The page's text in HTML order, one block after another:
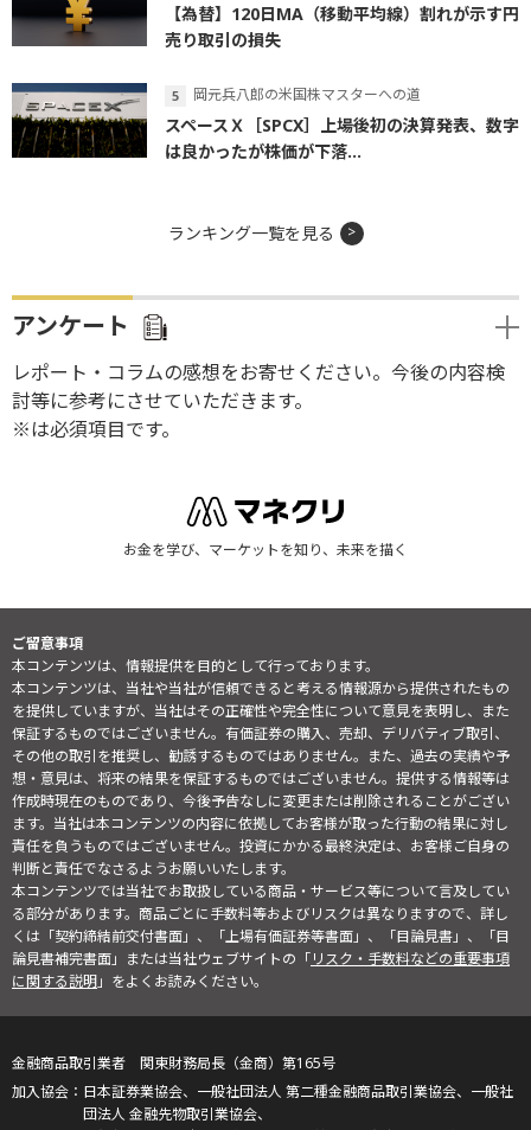
【為替】120日MA（移動平均線）割れが示す円
売り取引の損失
岡元兵八郎の米国株マスターへの道
スペースＸ［SPCX］上場後初の決算発表、数字
は良かったが株価が下落...
ランキング一覧を見る
アンケート
レポート・コラムの感想をお寄せください。今後の内容検
討等に参考にさせていただきます。
※は必須項目です。
お金を学び、マーケットを知り、未来を描く
ご留意事項
本コンテンツは、情報提供を目的として行っております。
本コンテンツは、当社や当社が信頼できると考える情報源から提供されたもの
を提供していますが、当社はその正確性や完全性について意見を表明し、また
保証するものではございません。有価証券の購入、売却、デリバティブ取引、
その他の取引を推奨し、勧誘するものではありません。また、過去の実績や予
想・意見は、将来の結果を保証するものではございません。提供する情報等は
作成時現在のものであり、今後予告なしに変更または削除されることがござい
ます。当社は本コンテンツの内容に依拠してお客様が取った行動の結果に対し
責任を負うものではございません。投資にかかる最終決定は、お客様ご自身の
判断と責任でなさるようお願いいたします。
本コンテンツでは当社でお取扱している商品・サービス等について言及してい
る部分があります。商品ごとに手数料等およびリスクは異なりますので、詳し
くは「契約締結前交付書面」、「上場有価証券等書面」、「目論見書」、「目
論見書補完書面」または当社ウェブサイトの「リスク・手数料などの重要事項
に関する説明」をよくお読みください。
金融商品取引業者 関東財務局長（金商）第165号
日本証券業協会、一般社団法人 第二種金融商品取引業協会、一般社
団法人 金融先物取引業協会、